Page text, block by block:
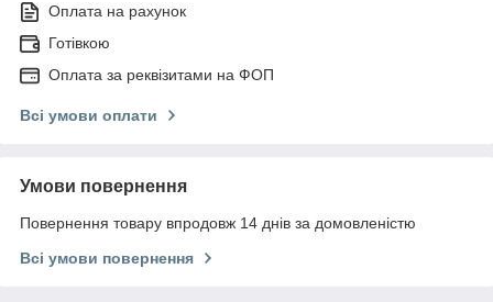
Оплата на рахунок
Готівкою
Оплата за реквізитами на ФОП
Всі умови оплати
Умови повернення
Повернення товару впродовж 14 днів за домовленістю
Всі умови повернення